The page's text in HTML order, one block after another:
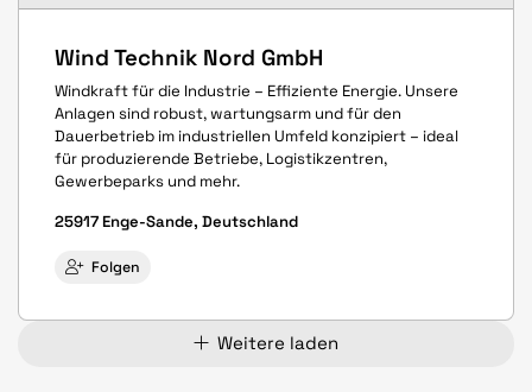
Wind Technik Nord GmbH
Windkraft für die Industrie – Effiziente Energie. Unsere
Anlagen sind robust, wartungsarm und für den
Dauerbetrieb im industriellen Umfeld konzipiert – ideal
für produzierende Betriebe, Logistikzentren,
Gewerbeparks und mehr.
25917 Enge-Sande, Deutschland
Folgen
Weitere laden